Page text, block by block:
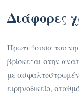
Διάφορες
Πρωτεύουσα του
βρίσκεται στην
με
ειρηνοδικείο,